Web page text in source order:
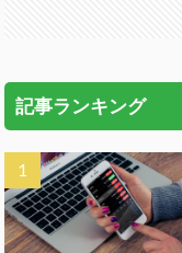
記事ランキング